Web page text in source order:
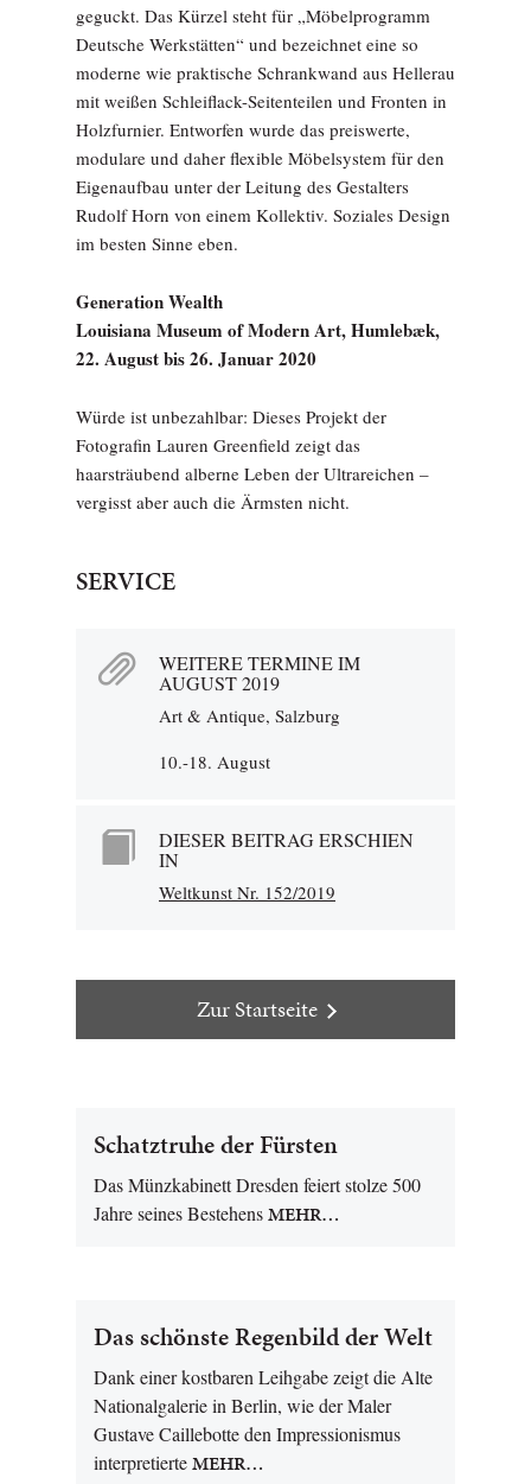
geguckt. Das Kürzel steht für „Möbelprogramm
Deutsche Werkstätten“ und bezeichnet eine so
moderne wie praktische Schrankwand aus Hellerau
mit weißen Schleiflack-Seitenteilen und Fronten in
Holzfurnier. Entworfen wurde das preiswerte,
modulare und daher flexible Möbelsystem für den
Eigenaufbau unter der Leitung des Gestalters
Rudolf Horn von einem Kollektiv. Soziales Design
im besten Sinne eben.
Generation Wealth
Louisiana Museum of Modern Art, Humlebæk,
22. August bis 26. Januar 2020
Würde ist unbezahlbar: Dieses Projekt der
Fotografin Lauren Greenfield zeigt das
haarsträubend alberne Leben der Ultrareichen –
vergisst aber auch die Ärmsten nicht.
SERVICE
WEITERE TERMINE IM
AUGUST 2019
Art & Antique, Salzburg
10.-18. August
DIESER BEITRAG ERSCHIEN
IN
Weltkunst Nr. 152/2019
Zur Startseite
Schatztruhe der Fürsten
Das Münzkabinett Dresden feiert stolze 500
Jahre seines BestehensMEHR…
Das schönste Regenbild der Welt
Dank einer kostbaren Leihgabe zeigt die Alte
Nationalgalerie in Berlin, wie der Maler
Gustave Caillebotte den Impressionismus
interpretierteMEHR…